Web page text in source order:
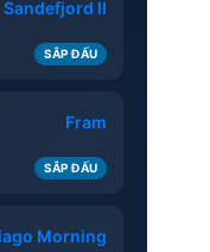
Sandefjord II
SẮP ĐẤU
Fram
SẮP ĐẤU
Morning